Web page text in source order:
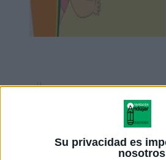
Su privacidad es
nosotros